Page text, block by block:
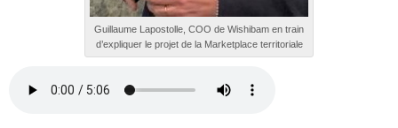
Guillaume Lapostolle, COO de Wishibam en train
d’expliquer le projet de la Marketplace territoriale